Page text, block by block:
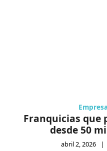
Franquicias que
desde 50
abril 2, 2026 |